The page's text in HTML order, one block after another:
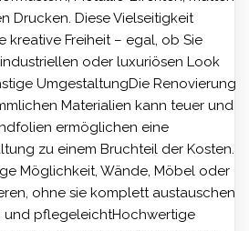
Drucken. Diese Vielseitigkeit
kreative Freiheit – egal, ob Sie
oder luxuriösen Look
UmgestaltungDie Renovierung
Materialien kann teuer und
ermöglichen eine
zu einem Bruchteil der Kosten.
Möglichkeit, Wände, Möbel oder
ohne sie komplett austauschen
und pflegeleichtHochwertige